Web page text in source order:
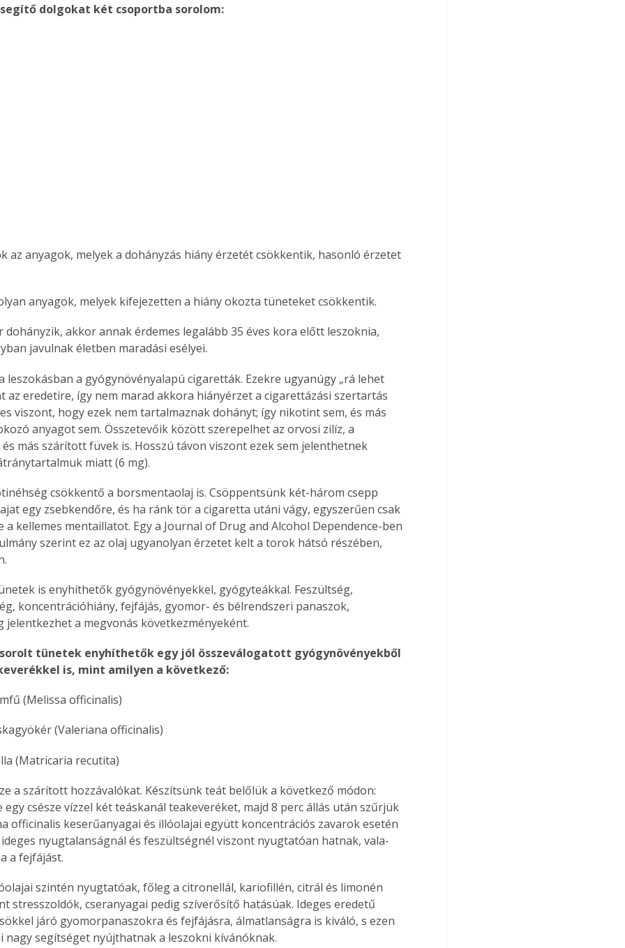
az
Gyógyító növények: a
természet kincsei az
dolgokat két csoportba sorolom:
az anyagok, melyek a dohányzás hiány érzetét csökkentik, hasonló érzetet
anyagok, melyek kifejezetten a hiány okozta tüneteket csökkentik.
dohányzik, akkor annak érdemes legalább 35 éves kora előtt leszoknia,
javulnak életben maradási esélyei.
leszokásban a gyógynövényalapú cigaretták. Ezekre ugyanúgy „rá lehet
az eredetire, így nem marad akkora hiányérzet a cigarettázási szertartás
viszont, hogy ezek nem tartalmaznak dohányt; így nikotint sem, és más
anyagot sem. Összetevőik között szerepelhet az orvosi zilíz, a
más szárított füvek is. Hosszú távon viszont ezek sem jelenthetnek
miatt (6 mg).
csökkentő a borsmentaolaj is. Csöppentsünk két-három csepp
egy zsebkendőre, és ha ránk tör a cigaretta utáni vágy, egyszerűen csak
a kellemes mentaillatot. Egy a Journal of Drug and Alcohol Dependence-ben
szerint ez az olaj ugyanolyan érzetet kelt a torok hátsó részében,
is enyhíthetők gyógynövényekkel, gyógyteákkal. Feszültség,
koncentrációhiány, fejfájás, gyomor- és bélrendszeri panaszok,
jelentkezhet a megvonás következményeként.
tünetek enyhíthetők egy jól összeválogatott gyógynövényekből
is, mint amilyen a következő:
(Melissa officinalis)
(Valeriana officinalis)
(Matricaria recutita)
a szárított hozzávalókat. Készítsünk teát belőlük a következő módon:
csésze vízzel két teáskanál teakeveréket, majd 8 perc állás után szűrjük
officinalis keserűanyagai és illóolajai együtt koncentrációs zavarok esetén
nyugtalanságnál és feszültségnél viszont nyugtatóan hatnak, vala­
a fejfájást.
szintén nyugtatóak, főleg a citronellál, kariofillén, citrál és limonén
stresszoldók, cseranyagai pedig szíverősítő hatásúak. Ideges eredetű
járó gyomorpanaszokra és fejfájásra, álmatlanságra is kiváló, s ezen
nagy segítséget nyújthatnak a leszokni kívánóknak.